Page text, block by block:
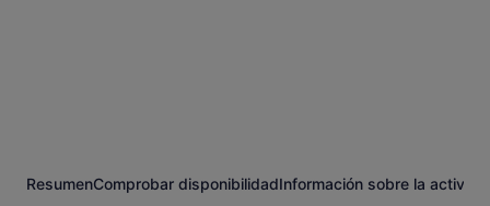
ResumenComprobar disponibilidadInformación sobre la